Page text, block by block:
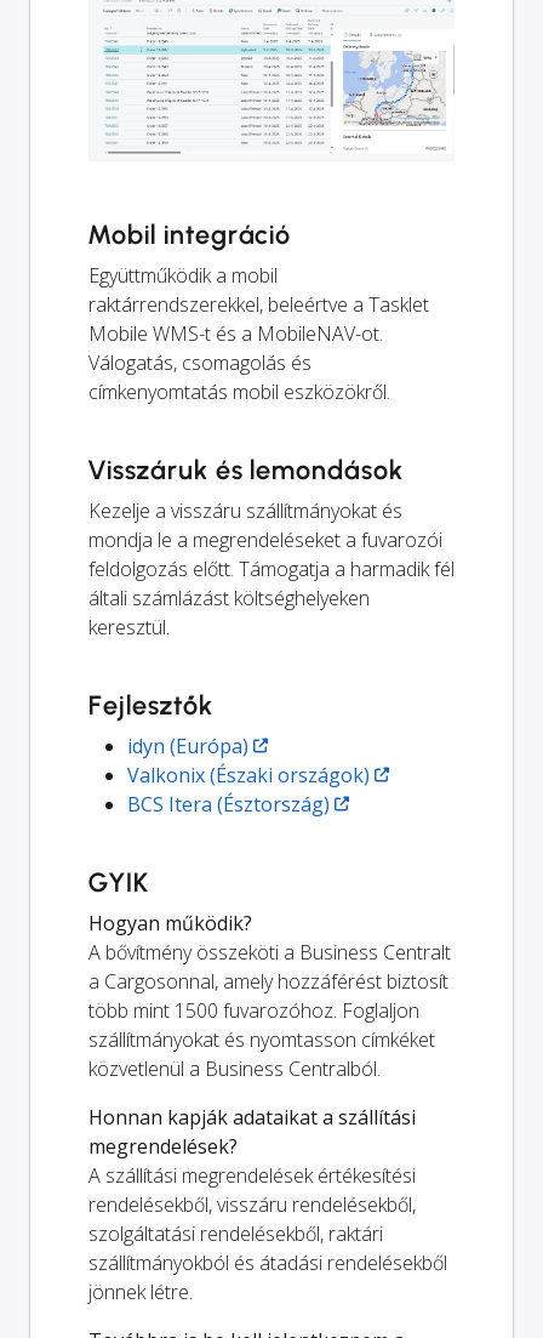
Mobil integráció
Együttműködik a mobil
raktárrendszerekkel, beleértve a Tasklet
Mobile WMS-t és a MobileNAV-ot.
Válogatás, csomagolás és
címkenyomtatás mobil eszközökről.
Visszáruk és lemondások
Kezelje a visszáru szállítmányokat és
mondja le a megrendeléseket a fuvarozói
feldolgozás előtt. Támogatja a harmadik fél
általi számlázást költséghelyeken
keresztül.
Fejlesztők
idyn (Európa)
Valkonix (Északi országok)
BCS Itera (Észtország)
GYIK
Hogyan működik?
A bővítmény összeköti a Business Centralt
a Cargosonnal, amely hozzáférést biztosít
több mint 1500 fuvarozóhoz. Foglaljon
szállítmányokat és nyomtasson címkéket
közvetlenül a Business Centralból.
Honnan kapják adataikat a szállítási
megrendelések?
A szállítási megrendelések értékesítési
rendelésekből, visszáru rendelésekből,
szolgáltatási rendelésekből, raktári
szállítmányokból és átadási rendelésekből
jönnek létre.